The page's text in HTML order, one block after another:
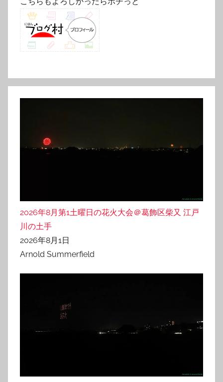
2026年8月第1土曜日の花火大会＠葛飾区柴又 江戸
川の土手
2026年8月1日
Arnold Summerfield